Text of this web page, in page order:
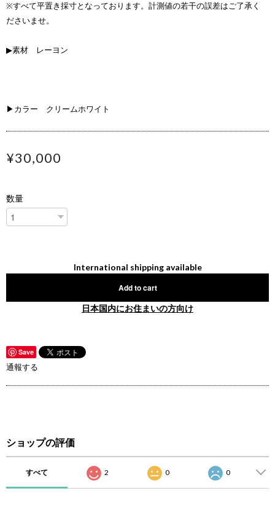
※すべて平置き採寸となっております。計測値の若干の誤差はご了承く
ださいませ。
▶素材 レーヨン
▶カラー クリームホワイト
¥30,000
数量
International shipping available
Add to cart
日本国内にお住まいの方向け
Save
通報する
ショップの評価
すべて 2 0 0